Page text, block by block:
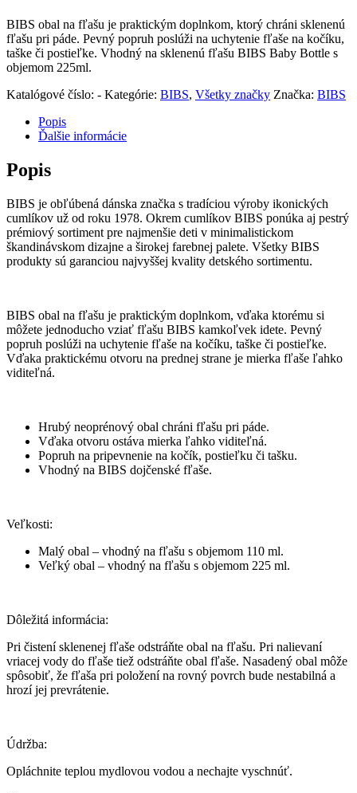
BIBS obal na fľašu je praktickým doplnkom, ktorý chráni sklenenú
fľašu pri páde. Pevný popruh poslúži na uchytenie fľaše na kočíku,
taške či postieľke. Vhodný na sklenenú fľašu BIBS Baby Bottle s
objemom 225ml.
Katalógové číslo: - Kategórie: BIBS, Všetky značky Značka: BIBS
Popis
Ďalšie informácie
Popis
BIBS je obľúbená dánska značka s tradíciou výroby ikonických
cumlíkov už od roku 1978. Okrem cumlíkov BIBS ponúka aj pestrý
prémiový sortiment pre najmenšie deti v minimalistickom
škandinávskom dizajne a širokej farebnej palete. Všetky BIBS
produkty sú garanciou najvyššej kvality detského sortimentu.
BIBS obal na fľašu je praktickým doplnkom, vďaka ktorému si
môžete jednoducho vziať fľašu BIBS kamkoľvek idete. Pevný
popruh poslúži na uchytenie fľaše na kočíku, taške či postieľke.
Vďaka praktickému otvoru na prednej strane je mierka fľaše ľahko
viditeľná.
Hrubý neoprénový obal chráni fľašu pri páde.
Vďaka otvoru ostáva mierka ľahko viditeľná.
Popruh na pripevnenie na kočík, postieľku či tašku.
Vhodný na BIBS dojčenské fľaše.
Veľkosti:
Malý obal – vhodný na fľašu s objemom 110 ml.
Veľký obal – vhodný na fľašu s objemom 225 ml.
Dôležitá informácia:
Pri čistení sklenenej fľaše odstráňte obal na fľašu. Pri nalievaní
vriacej vody do fľaše tiež odstráňte obal fľaše. Nasadený obal môže
spôsobiť, že fľaša pri položení na rovný povrch bude nestabilná a
hrozí jej prevrátenie.
Údržba:
Opláchnite teplou mydlovou vodou a nechajte vyschnúť.